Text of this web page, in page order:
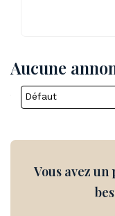
Aucune
Défaut
Vous avez